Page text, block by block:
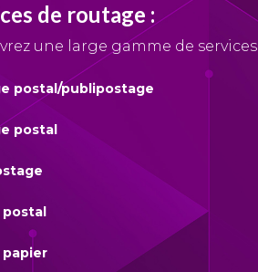
de routage :
une large gamme de services
postal/publipostage
postal
postal
papier